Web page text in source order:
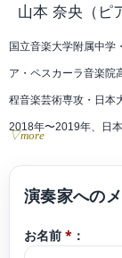
学講師を務めた。
第17回“長江杯”国際
第10回横浜国際音楽
国立音楽大学、群馬
ンマスタークラスを修
山本 奈央 （ピ
国立音楽大学附属中学
ア・ペスカーラ音楽院
程音楽芸術専攻・日本
2018年〜2019年、日
受賞。Valtidone国際
並びにディプロマ取
▽more
お名前 * ：